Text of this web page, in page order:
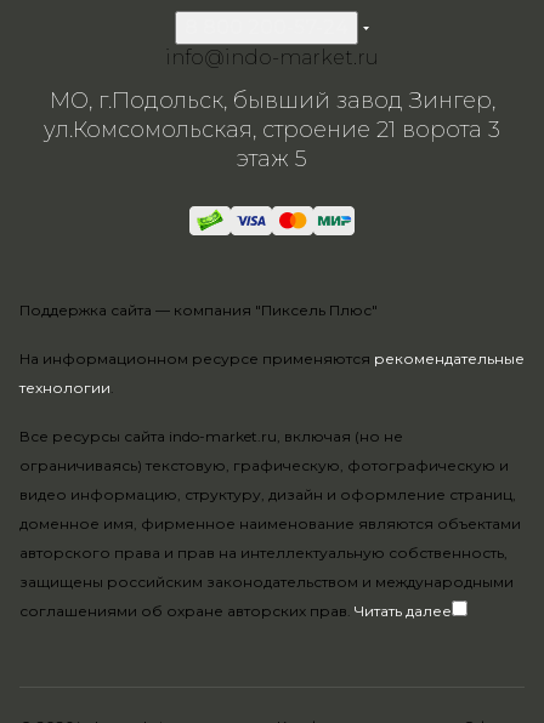
На информационном ресурсе применяются рекомендательные
технологии.
Все ресурсы сайта indo-market.ru, включая (но не
ограничиваясь) текстовую, графическую, фотографическую и
видео информацию, структуру, дизайн и оформление страниц,
доменное имя, фирменное наименование являются объектами
авторского права и прав на интеллектуальную собственность,
защищены российским законодательством и международными
соглашениями об охране авторских прав. Читать далее
info@indo-market.ru
МО, г.Подольск, бывший завод Зингер,
ул.Комсомольская, строение 21 ворота 3
этаж 5
Поддержка сайта — компания "Пиксель Плюс"